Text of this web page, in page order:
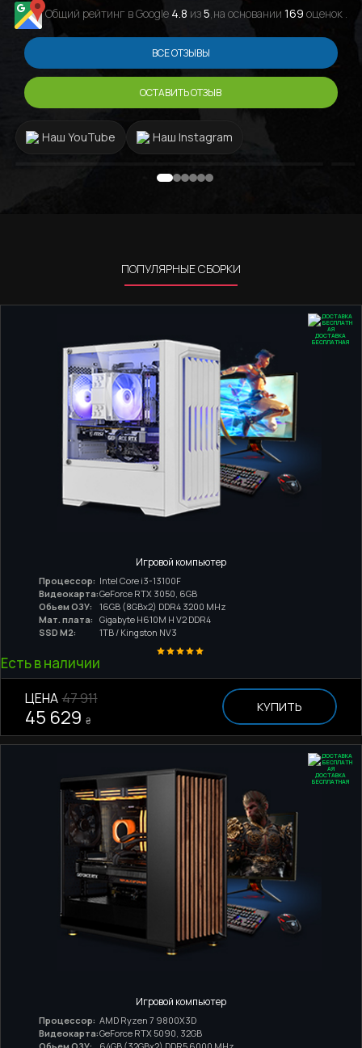
Общий рейтинг в Google 4.8 из5,на основании 169 оценок .
ВСЕ ОТЗЫВЫ
ОСТАВИТЬ ОТЗЫВ
Наш YouTube Наш Instagram
ПОПУЛЯРНЫЕ СБОРКИ
ДОСТАВКА
БЕСПЛАТНАЯ
Игровой компьютер
Процессор: Intel Core i3-13100F
Видеокарта:GeForce RTX 3050, 6GB
Обьем ОЗУ:
16GB (8GBx2) DDR4 3200 MHz
Мат. плата:
Gigabyte H610M H V2 DDR4
SSD M2:
1TB / Kingston NV3
Есть в наличии
ЦЕНА 47 911
45 629 ₴
КУПИТЬ
ДОСТАВКА
БЕСПЛАТНАЯ
Игровой компьютер
Процессор: AMD Ryzen 7 9800X3D
Видеокарта:GeForce RTX 5090, 32GB